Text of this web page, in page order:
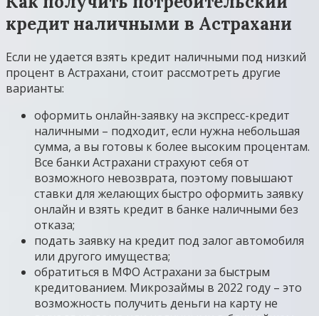
кредит наличными в Астрахани
Если не удается взять кредит наличными под низкий
процент в Астрахани, стоит рассмотреть другие
варианты:
оформить онлайн-заявку на экспресс-кредит
наличными – подходит, если нужна небольшая
сумма, а вы готовы к более высоким процентам.
Все банки Астрахани страхуют себя от
возможного невозврата, поэтому повышают
ставки для желающих быстро оформить заявку
онлайн и взять кредит в банке наличными без
отказа;
подать заявку на кредит под залог автомобиля
или другого имущества;
обратиться в МФО Астрахани за быстрым
кредитованием. Микрозаймы в 2022 году – это
возможность получить деньги на карту не